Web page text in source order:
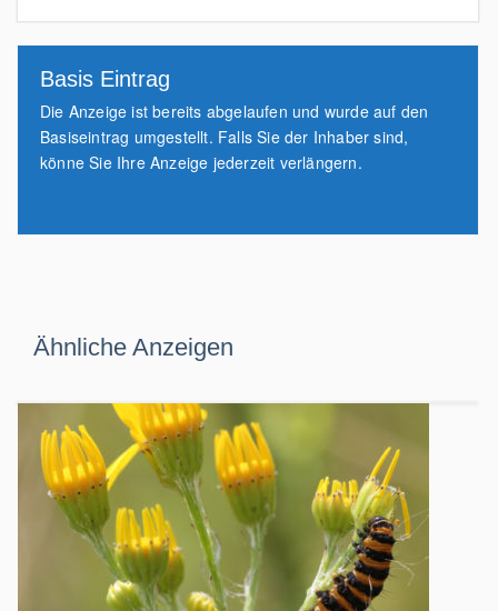
Basis Eintrag
Die Anzeige ist bereits abgelaufen und wurde auf den
Basiseintrag umgestellt. Falls Sie der Inhaber sind,
könne Sie Ihre Anzeige jederzeit verlängern.
Ähnliche Anzeigen